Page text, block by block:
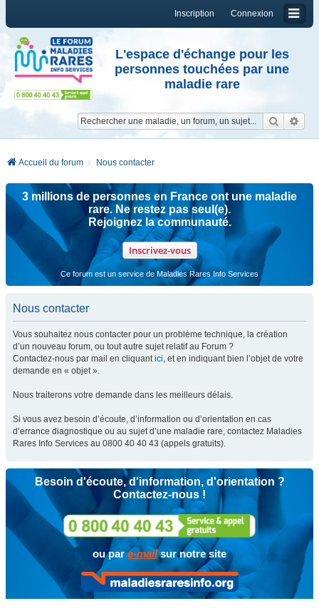
Connexion
Inscription
L'espace d'échange pour les
personnes touchées par une
maladie rare
Accueil du forum Nous contacter
3 millions de personnes en France ont une maladie
rare. Ne restez pas seul(e).
Rejoignez la communauté.
Inscrivez-vous
Ce forum est un service de Maladies Rares Info Services
Nous contacter
Vous souhaitez nous contacter pour un problème technique, la création
d’un nouveau forum, ou tout autre sujet relatif au Forum ?
Contactez-nous par mail en cliquantici, et en indiquant bien l’objet de votre
demande en « objet ».
Nous traiterons votre demande dans les meilleurs délais.
Si vous avez besoin d’écoute, d’information ou d’orientation en cas
d’errance diagnostique ou au sujet d’une maladie rare, contactez Maladies
Rares Info Services au 0800 40 40 43 (appels gratuits).
Besoin d'écoute, d'information, d'orientation ?
Contactez-nous !
ou pare-mailsur notre site